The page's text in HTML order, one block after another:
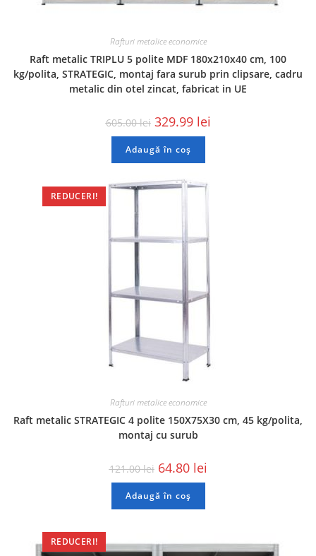
Rafturi metalice economice
Raft metalic TRIPLU 5 polite MDF 180x210x40 cm, 100
kg/polita, STRATEGIC, montaj fara surub prin clipsare, cadru
metalic din otel zincat, fabricat in UE
605.00lei 329.99 lei
Adaugă în coș
REDUCERI!
Rafturi metalice economice
Raft metalic STRATEGIC 4 polite 150X75X30 cm, 45 kg/polita,
montaj cu surub
121.00lei 64.80 lei
Adaugă în coș
REDUCERI!